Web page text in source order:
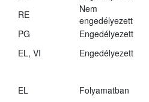
RE
Nem
engedélyezett
PG
Engedélyezett
EL, VI
Engedélyezett
EL Folyamatban